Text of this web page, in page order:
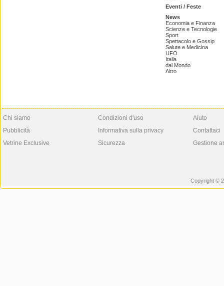
Eventi / Feste
News
Economia e Finanza
Scienze e Tecnologie
Sport
Spettacolo e Gossip
Salute e Medicina
UFO
Italia
dal Mondo
Altro
Chi siamo
Pubblicità
Vetrine Exclusive
Condizioni d'uso
Informativa sulla privacy
Sicurezza
Aiuto
Contattaci
Gestione
Copyright ©